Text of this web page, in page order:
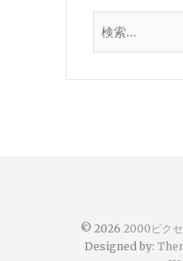
© 2026 2000ピク
Designed by: